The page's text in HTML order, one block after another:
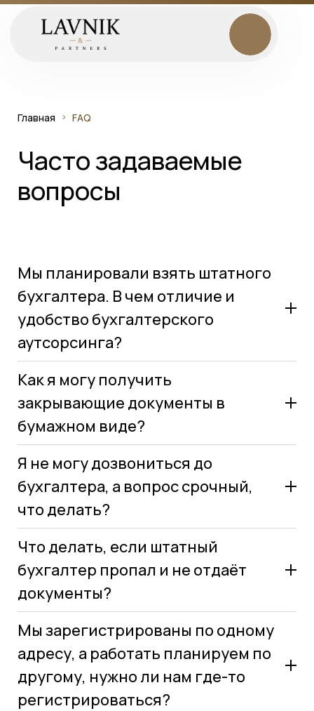
Главная FAQ
Часто задаваемые
вопросы
Мы планировали взять штатного
бухгалтера. В чем отличие и
удобство бухгалтерского
аутсорсинга?
Как я могу получить
закрывающие документы в
бумажном виде?
наименования Вашей компании;
периода, за который необходимо подготовить
документы;
ФИО лица, ответственного за получение
оригиналов (пожалуйста, не забудьте о
доверенности, в случае если это не Генеральный
директор).
Я не могу дозвониться до
бухгалтера, а вопрос срочный,
что делать?
Что делать, если штатный
бухгалтер пропал и не отдаёт
документы?
Мы зарегистрированы по одному
адресу, а работать планируем по
другому, нужно ли нам где-то
регистрироваться?